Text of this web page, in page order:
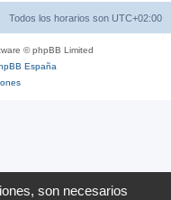
Todos los horarios son UTC+02:00
© phpBB Limited
España
son necesarios